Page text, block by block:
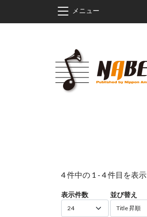
メインコンテンツに移動
メニュー
4 件中の 1 - 4 件目を表示
表示件数 並び替え